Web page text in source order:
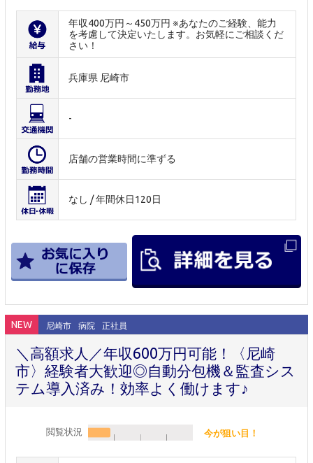
年収400万円～450万円 ※あなたのご経験、能力
を考慮して決定いたします。お気軽にご相談くだ
さい！
兵庫県 尼崎市
-
店舗の営業時間に準ずる
なし / 年間休日120日
NEW 尼崎市 病院 正社員
＼高額求人／年収600万円可能！〈尼崎
市〉経験者大歓迎◎自動分包機＆監査シス
テム導入済み！効率よく働けます♪
閲覧状況 今が狙い目！